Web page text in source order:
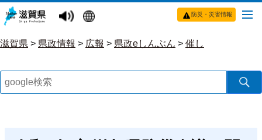
防災・災害情報
滋賀県 > 県政情報 > 広報 > 県政eしんぶん > 催し